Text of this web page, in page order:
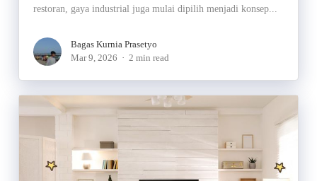
restoran, gaya industrial juga mulai dipilih menjadi konsep...
Bagas Kurnia Prasetyo
Mar 9, 2026
2 min read